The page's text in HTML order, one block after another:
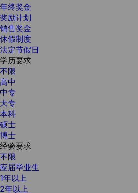
年终奖金
奖励计划
销售奖金
休假制度
法定节假日
学历要求
不限
高中
中专
大专
本科
硕士
博士
经验要求
不限
应届毕业生
1年以上
2年以上